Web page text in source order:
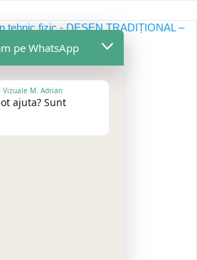
pe WhatsApp
Vizuale M. Adrian
ajuta? Sunt